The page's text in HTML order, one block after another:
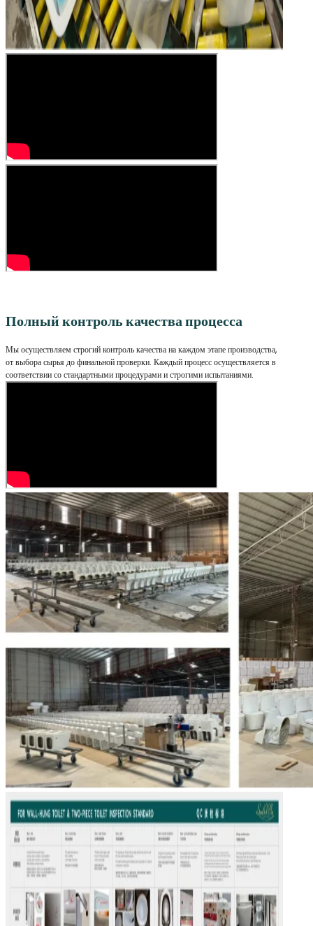
Полный контроль качества процесса
Мы осуществляем строгий контроль качества на каждом этапе производства,
от выбора сырья до финальной проверки. Каждый процесс осуществляется в
соответствии со стандартными процедурами и строгими испытаниями.